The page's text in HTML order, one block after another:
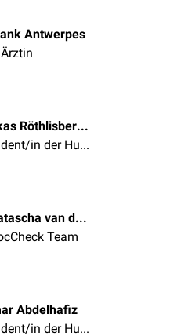
Antwerpes
Lukas Röthlisberger
Student/in der Humanmedizin
Natascha van den Höfel
Team
Abdelhafiz
Student/in der Humanmedizin